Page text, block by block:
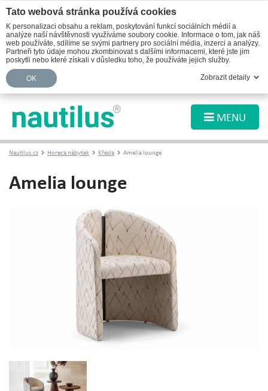
MENU
Nautilus.cz Horeca nábytek Křesla Amelia lounge
Amelia lounge
Tato webová stránka používá cookies
K personalizaci obsahu a reklam, poskytování funkcí sociálních médií a
analýze naší návštěvnosti využíváme soubory cookie. Informace o tom, jak náš
web používáte, sdílíme se svými partnery pro sociální média, inzerci a analýzy.
Partneři tyto údaje mohou zkombinovat s dalšími informacemi, které jste jim
poskytli nebo které získali v důsledku toho, že používáte jejich služby.
OK Zobrazit detaily